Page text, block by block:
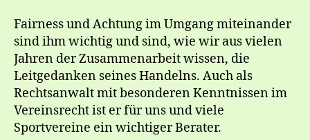
Fairness und Achtung im Umgang miteinander
sind ihm wichtig und sind, wie wir aus vielen
Jahren der Zusammenarbeit wissen, die
Leitgedanken seines Handelns. Auch als
Rechtsanwalt mit besonderen Kenntnissen im
Vereinsrecht ist er für uns und viele
Sportvereine ein wichtiger Berater.